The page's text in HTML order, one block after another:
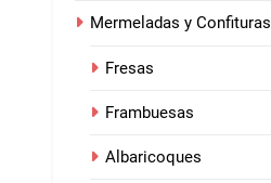
Mermeladas y Confituras
Fresas
Frambuesas
Albaricoques